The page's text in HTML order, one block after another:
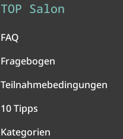
TOP Salon
FAQ
Fragebogen
Teilnahmebedingungen
10 Tipps
Kategorien